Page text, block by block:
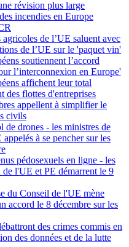
révision plus large
incendies en Europe
agricoles de l’UE saluent avec
de l’UE sur le 'paquet vin'
soutiennent l’accord
l’interconnexion en Europe'
affichent leur total
des flottes d'entreprises
appellent à simplifier le
civils
de drones - les ministres de
à se pencher sur les
pédosexuels en ligne - les
l'UE et PE démarrent le 9
du Conseil de l'UE mène
accord le 8 décembre sur les
des crimes commis en
des données et de la lutte